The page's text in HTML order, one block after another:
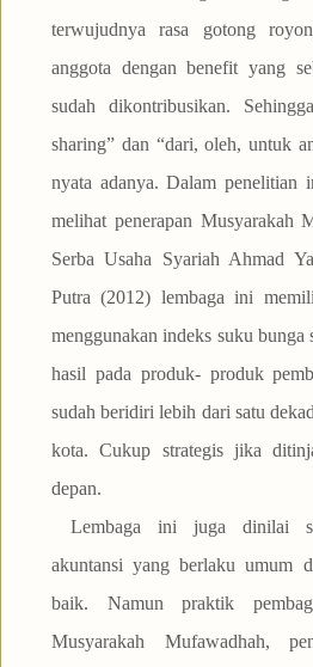
terwujudnya rasa gotong
anggota dengan benefit yang
sudah dikontribusikan.
sharing” dan “dari, oleh, untuk
nyata adanya. Dalam penelitian
melihat penerapan Musyarakah
Serba Usaha Syariah Ahmad
Putra (2012) lembaga ini
menggunakan indeks suku bunga
hasil pada produk- produk
sudah beridiri lebih dari satu
kota. Cukup strategis jika
depan.
Lembaga ini juga dinilai
akuntansi yang berlaku umum
baik. Namun praktik
Musyarakah Mufawadhah,